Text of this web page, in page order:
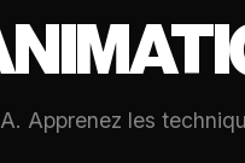
Apprenez les